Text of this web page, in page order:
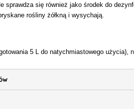
sprawdza się również jako środek do
rośliny żółkną i wysychają.
5 L do natychmiastowego użycia),